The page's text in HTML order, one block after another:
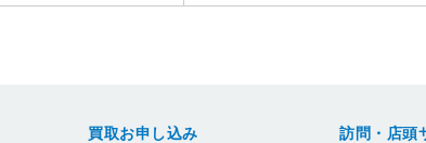
買取お申し込み 訪問・店頭